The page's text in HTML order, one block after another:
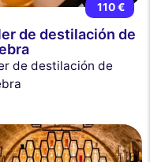
110 €
de destilación de
de destilación de